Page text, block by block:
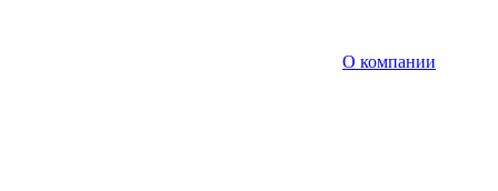
О компании